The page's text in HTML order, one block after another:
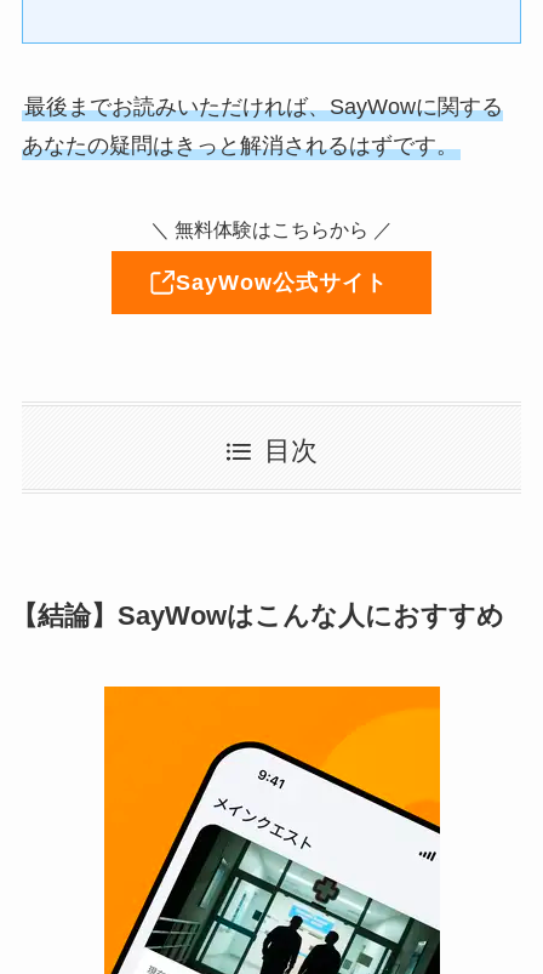
最後までお読みいただければ、SayWowに関する
あなたの疑問はきっと解消されるはずです。
＼ 無料体験はこちらから ／
SayWow公式サイト
目次
【結論】SayWowはこんな人におすすめ